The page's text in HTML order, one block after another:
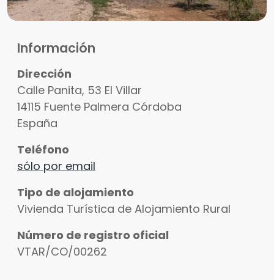
Información
Dirección
Calle Panita, 53 El Villar
14115 Fuente Palmera Córdoba
España
Teléfono
sólo por email
Tipo de alojamiento
Vivienda Turística de Alojamiento Rural
Número de registro oficial
VTAR/CO/00262